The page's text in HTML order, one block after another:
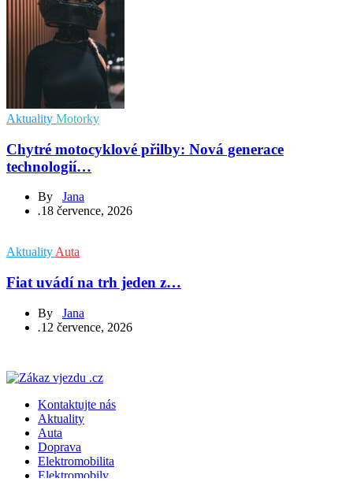
Aktuality Motorky
Chytré motocyklové přilby: Nová generace
technologií…
By Jana
.18 července, 2026
Aktuality Auta
Fiat uvádí na trh jeden z…
By Jana
.12 července, 2026
Kontaktujte nás
Aktuality
Auta
Doprava
Elektromobilita
Elektromobily